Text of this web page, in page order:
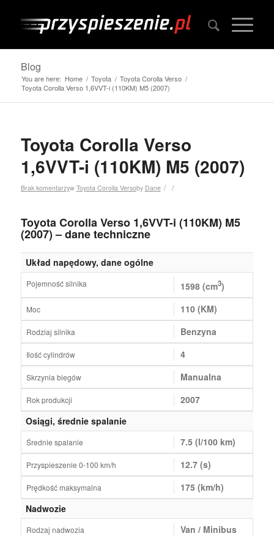
Blog
You are here: Home / Toyota / Toyota Corolla Verso /
Toyota Corolla Verso 1,6VVT-i (110KM) M5 (2007)
Toyota Corolla Verso
1,6VVT-i (110KM) M5 (2007)
Brak komentarzy /
w Toyota Corolla Verso /
by Dane
Toyota Corolla Verso 1,6VVT-i (110KM) M5
(2007) – dane techniczne
Układ napędowy, dane ogólne
Pojemność silnika 1598 (cm3)
Moc 110 (KM)
Rodziaj silnika Benzyna
Ilość cylindrów 4
Skrzynia biegów Manualna
Rok produkcji
2007
Osiągi, średnie spalanie
Średnie spalanie 7.5 (l/100 km)
Przyspieszenie 0-100 km/h 12.7 (s)
Prędkość maksymalna
175 (km/h)
Nadwozie
Rodzaj nadwozia Van / Minibus